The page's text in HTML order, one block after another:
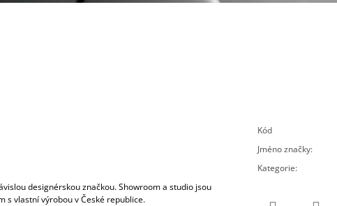
designérskou značkou. Showroom a studio jsou
s vlastní výrobou v České republice.
Kód
Jméno značky:
Kategorie: